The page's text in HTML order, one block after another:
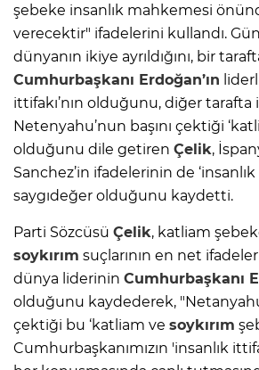
şebeke insanlık mahkemesi
verecektir" ifadelerini kullandı.
dünyanın ikiye ayrıldığını, bir
Cumhurbaşkanı Erdoğan’ın
ittifakı’nın olduğunu, diğer tarafta
Netenyahu’nun başını çektiği
olduğunu dile getiren Çelik,
Sanchez’in ifadelerinin de ‘insanlık
saygıdeğer olduğunu kaydetti.
Parti Sözcüsü Çelik, katliam
soykırım suçlarının en net
dünya liderinin Cumhurbaşkanı
olduğunu kaydederek,
çektiği bu ‘katliam ve soykırım
Cumhurbaşkanımızın 'insanlık